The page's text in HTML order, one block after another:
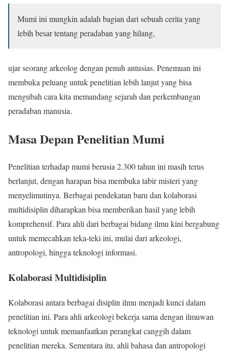
Mumi ini mungkin adalah bagian dari sebuah cerita yang
lebih besar tentang peradaban yang hilang,
ujar seorang arkeolog dengan penuh antusias. Penemuan ini
membuka peluang untuk penelitian lebih lanjut yang bisa
mengubah cara kita memandang sejarah dan perkembangan
peradaban manusia.
Masa Depan Penelitian Mumi
Penelitian terhadap mumi berusia 2.300 tahun ini masih terus
berlanjut, dengan harapan bisa membuka tabir misteri yang
menyelimutinya. Berbagai pendekatan baru dan kolaborasi
multidisiplin diharapkan bisa memberikan hasil yang lebih
komprehensif. Para ahli dari berbagai bidang ilmu kini bergabung
untuk memecahkan teka-teki ini, mulai dari arkeologi,
antropologi, hingga teknologi informasi.
Kolaborasi Multidisiplin
Kolaborasi antara berbagai disiplin ilmu menjadi kunci dalam
penelitian ini. Para ahli arkeologi bekerja sama dengan ilmuwan
teknologi untuk memanfaatkan perangkat canggih dalam
penelitian mereka. Sementara itu, ahli bahasa dan antropologi